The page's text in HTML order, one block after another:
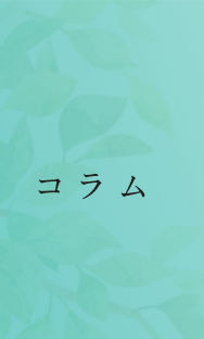
コラム